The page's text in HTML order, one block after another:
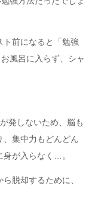
ト前になると「勉強
風呂に入らず、シャ
発しないため、脳も
集中力もどんどん
が入らなく…。
脱却するために、